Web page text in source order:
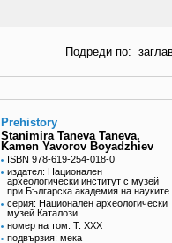
Подреди по:
Prehistory
Stanimira Taneva Taneva,
Kamen Yavorov Boyadzhiev
ISBN 978-619-254-018-0
издател: Национален
археологически институт с музей
при Българска академия на науките
серия: Национален археологически
музей Каталози
номер на том: Т. XXX
подвързия: мека